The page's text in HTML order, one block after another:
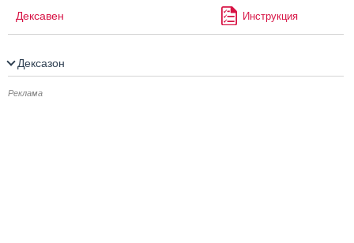
Дексавен Инструкция
Дексазон
Реклама